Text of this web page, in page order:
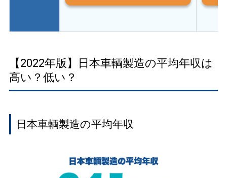
【2022年版】日本車輌製造の平均年収は
高い？低い？
日本車輌製造の平均年収